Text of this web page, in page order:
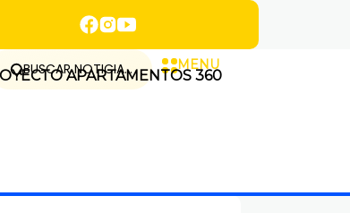
APARTAMENTOS 360
BUSCAR NOTICIA... MENU